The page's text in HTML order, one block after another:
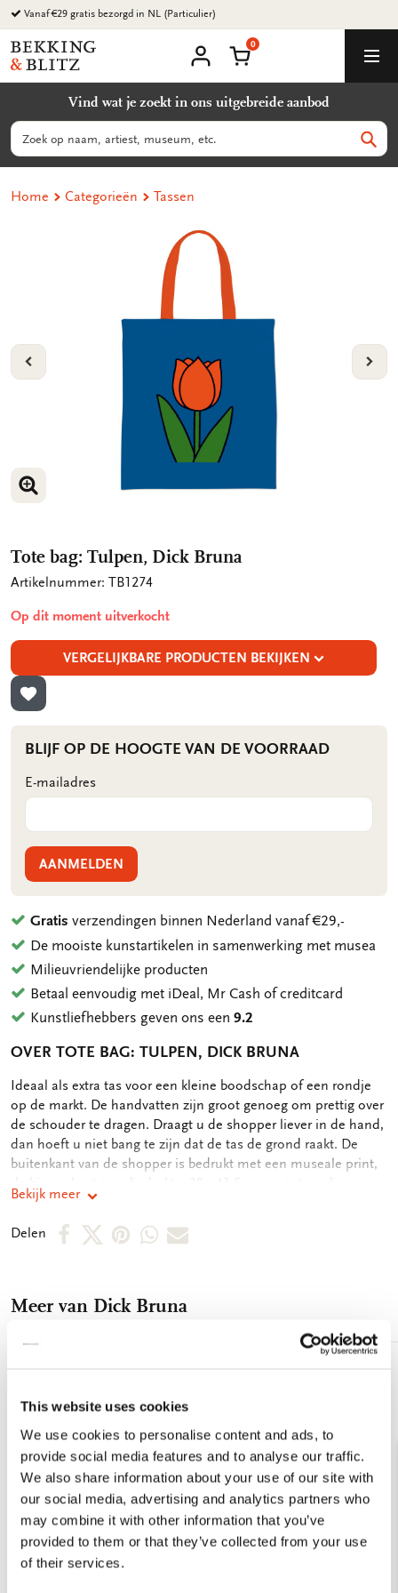
This website uses cookies
We use cookies to personalise content and ads, to
provide social media features and to analyse our traffic.
We also share information about your use of our site with
our social media, advertising and analytics partners who
may combine it with other information that you’ve
provided to them or that they’ve collected from your use
of their services.
Ga
naar
content
Vanaf €29 gratis bezorgd in NL (Particulier)
Bekking
&
B.V.
account
Winkelmand
0
Vind wat je zoekt in ons uitgebreide aanbod
Zoeken
Home Categorieën Tassen
VORIGE
VERGROOT AFBEELDING
VERGROOT AFBEELDING
Tote bag: Tulpen, Dick Bruna
Artikelnummer: TB1274
Op dit moment uitverkocht
VERGELIJKBARE PRODUCTEN BEKIJKEN
TOEVOEGEN AAN VERLANGLIJST
BLIJF OP DE HOOGTE VAN DE VOORRAAD
E-mailadres
AANMELDEN
Gratis verzendingen binnen Nederland vanaf €29,-
De mooiste kunstartikelen in samenwerking met musea
Milieuvriendelijke producten
Betaal eenvoudig met iDeal, Mr Cash of creditcard
Kunstliefhebbers geven ons een9.2
OVER TOTE BAG: TULPEN, DICK BRUNA
OMSCHRIJVING
Ideaal als extra tas voor een kleine boodschap of een rondje
op de markt. De handvatten zijn groot genoeg om prettig over
de schouder te dragen. Draagt u de shopper liever in de hand,
dan hoeft u niet bang te zijn dat de tas de grond raakt. De
buitenkant van de shopper is bedrukt met een museale print,
de binnenkant is onbedrukt. - 38 x 41,5 cm - print op de
buitenkant - 134 gram
Bekijk meer
Delen
DeelDeelDeelDeelDeel
Meer van Dick Bruna